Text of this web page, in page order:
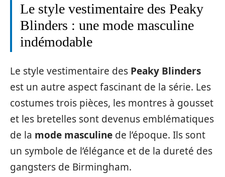
Le style vestimentaire des Peaky
Blinders : une mode masculine
indémodable
Le style vestimentaire des Peaky Blinders
est un autre aspect fascinant de la série. Les
costumes trois pièces, les montres à gousset
et les bretelles sont devenus emblématiques
de la mode masculine de l’époque. Ils sont
un symbole de l’élégance et de la dureté des
gangsters de Birmingham.